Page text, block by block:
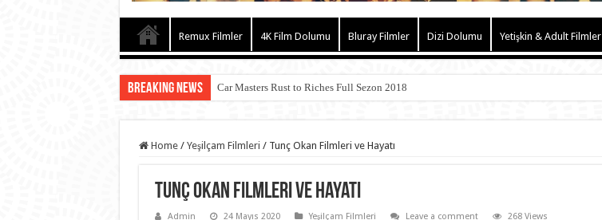
Remux Filmler 4K Film Dolumu Bluray Filmler Dizi Dolumu Yetişkin & Adult Filmler
Breaking News Car Masters Rust to Riches Full Sezon 2018
Home / Yeşilçam Filmleri / Tunç Okan Filmleri ve Hayatı
Tunç Okan Filmleri ve Hayatı
Admin 24 Mayıs 2020 Yeşilçam Filmleri Leave a comment 268 Views